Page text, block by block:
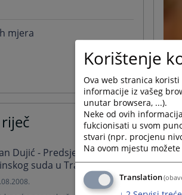
mjera
Dujić - Predsjednik
suda u Travniku
Korištenje
Ova web stranica
informacije iz vašeg
unutar browsera, ...).
Neke od ovih
fukcionisati u svom
stvari (npr. procjenu
Na ovom mjestu
Translation